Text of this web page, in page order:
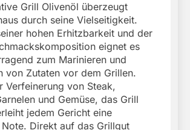
Grill Olivenöl überzeugt
durch seine Vielseitigkeit.
hohen Erhitzbarkeit und der
eignet es
zum Marinieren und
von Zutaten vor dem Grillen.
Verfeinerung von Steak,
und Gemüse, das Grill
jedem Gericht eine
Direkt auf das Grillgut